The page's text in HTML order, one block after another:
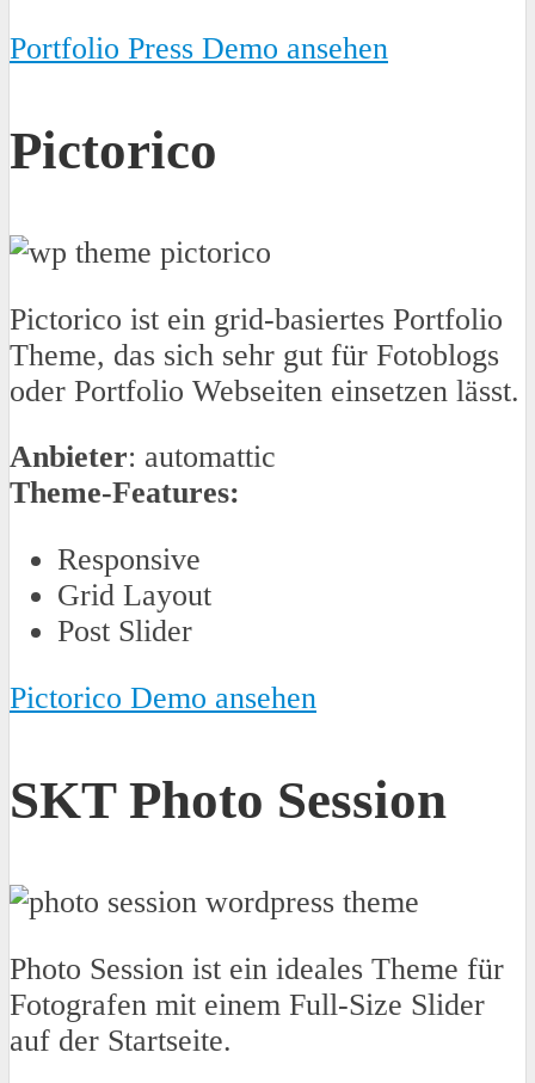
Portfolio Press Demo ansehen
Pictorico
Pictorico ist ein grid-basiertes Portfolio
Theme, das sich sehr gut für Fotoblogs
oder Portfolio Webseiten einsetzen lässt.
Anbieter: automattic
Theme-Features:
Responsive
Grid Layout
Post Slider
Pictorico Demo ansehen
SKT Photo Session
Photo Session ist ein ideales Theme für
Fotografen mit einem Full-Size Slider
auf der Startseite.